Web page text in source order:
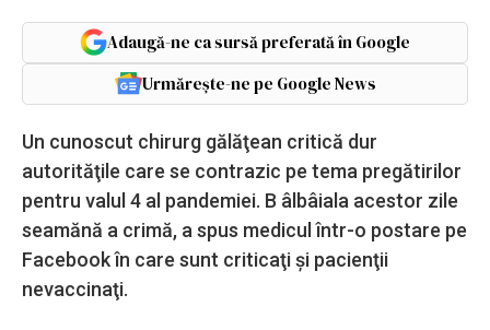
Adaugă-ne ca sursă preferată în Google
Urmărește-ne pe Google News
Un cunoscut chirurg gălăţean critică dur
autorităţile care se contrazic pe tema pregătirilor
pentru valul 4 al pandemiei. B âlbâiala acestor zile
seamănă a crimă, a spus medicul într-o postare pe
Facebook în care sunt criticaţi şi pacienţii
nevaccinaţi.